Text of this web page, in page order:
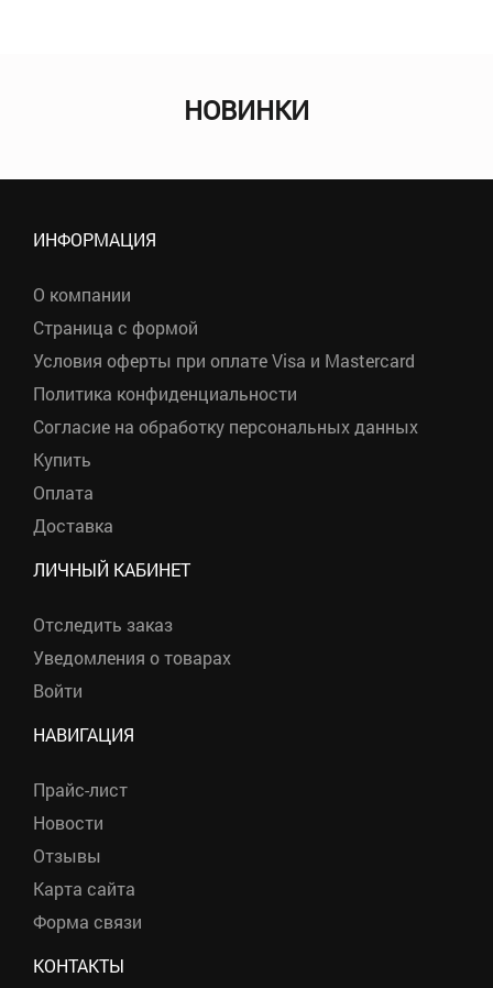
НОВИНКИ
ИНФОРМАЦИЯ
О компании
Страница с формой
Условия оферты при оплате Visa и Mastercard
Политика конфиденциальности
Согласие на обработку персональных данных
Купить
Оплата
Доставка
ЛИЧНЫЙ КАБИНЕТ
Отследить заказ
Уведомления о товарах
Войти
НАВИГАЦИЯ
Прайс-лист
Новости
Отзывы
Карта сайта
Форма связи
КОНТАКТЫ